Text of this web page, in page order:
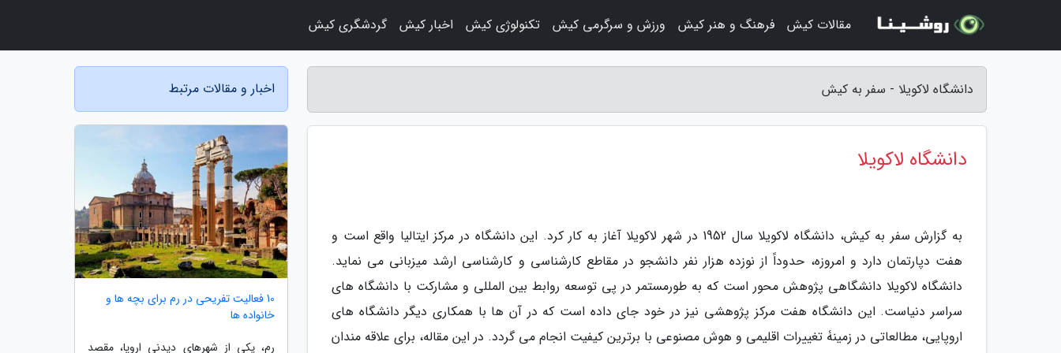
دانشگاه لاکویلا - سفر به کیش
دانشگاه لاکویلا
به گزارش سفر به کیش، دانشگاه لاکویلا سال 1952 در شهر لاکویلا آغاز به کار کرد. این دانشگاه در مرکز ایتالیا واقع است و
هفت دپارتمان دارد و امروزه، حدوداً از نوزده هزار نفر دانشجو در مقاطع کارشناسی و کارشناسی ارشد میزبانی می نماید.
دانشگاه لاکویلا دانشگاهی پژوهش محور است که به طورمستمر در پی توسعه روابط بین المللی و مشارکت با دانشگاه های
سراسر دنیاست. این دانشگاه هفت مرکز پژوهشی نیز در خود جای داده است که در آن ها با همکاری دیگر دانشگاه های
اروپایی، مطالعاتی در زمینۀ تغییرات اقلیمی و هوش مصنوعی با برترین کیفیت انجام می گردد. در این مقاله، برای علاقه مندان
اخبار و مقالات مرتبط
10 فعالیت تفریحی در رم برای بچه ها و
خانواده ها
رم، یکی از شهرهای دیدنی اروپا، مقصد
مقالات کیش فرهنگ و هنر کیش ورزش و سرگرمی کیش تکنولوژی کیش اخبار کیش گردشگری کیش